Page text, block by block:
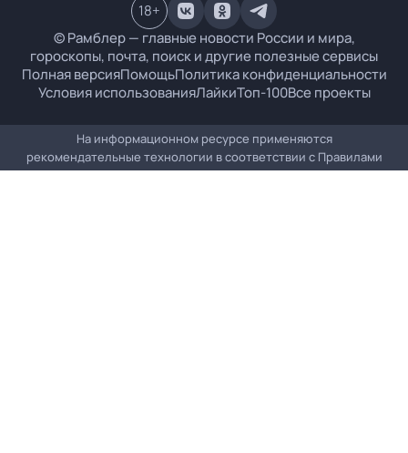
© Рамблер — главные новости России и мира,
гороскопы, почта, поиск и другие полезные сервисы
Полная версияПомощьПолитика конфиденциальности
Условия использованияЛайкиТоп-100Все проекты
18+
На информационном ресурсе применяются
рекомендательные технологии в соответствии с Правилами